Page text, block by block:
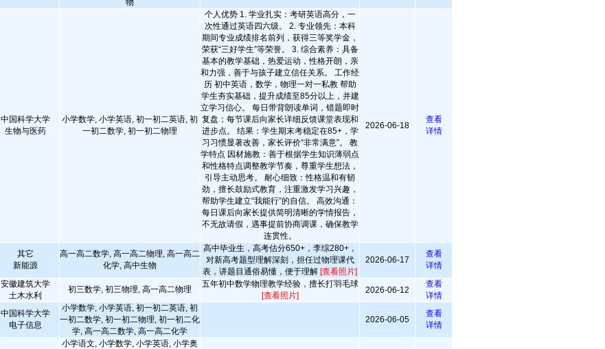
物
中国科学大学
生物与医药
小学数学, 小学英语, 初一初二英语, 初
一初二数学, 初一初二物理
个人优势 1. 学业扎实：考研英语高分，一
次性通过英语四六级。 2. 专业领先：本科
期间专业成绩排名前列，获得三等奖学金，
荣获“三好学生”等荣誉。 3. 综合素养：具备
基本的教学基础，热爱运动，性格开朗，亲
和力强，善于与孩子建立信任关系。 工作经
历 初中英语，数学，物理一对一私教 帮助
学生夯实基础，提升成绩至85分以上，并建
立学习信心。 每日带背朗读单词，错题即时
复盘；每节课后向家长详细反馈课堂表现和
进步点。 结果：学生期末考稳定在85+，学
习习惯显著改善，家长评价“非常满意”。 教
学特点 因材施教：善于根据学生知识薄弱点
和性格特点调整教学节奏，尊重学生想法，
引导主动思考。 耐心细致：性格温和有韧
劲，擅长鼓励式教育，注重激发学习兴趣，
帮助学生建立“我能行”的自信。 高效沟通：
每日课后向家长提供简明清晰的学情报告，
不无故请假，遇事提前协商调课，确保教学
连贯性。
2026-06-18
查看
详情
其它
新能源
高一高二数学, 高一高二物理, 高一高二
化学, 高中生物
高中毕业生，高考估分650+，李综280+，
对新高考题型理解深刻，担任过物理课代
表，讲题目通俗易懂，便于理解 [查看照片]
2026-06-17
查看
详情
安徽建筑大学
土木水利
初三数学, 初三物理, 高一高二物理
五年初中数学物理教学经验，擅长打羽毛球
[查看照片]
2026-06-12
查看
详情
中国科学大学
电子信息
小学数学, 小学英语, 初一初二英语, 初
一初二数学, 初一初二物理, 初一初二化
学, 高一高二数学, 高一高二化学
2026-06-05
查看
详情
小学语文, 小学数学, 小学英语, 小学奥